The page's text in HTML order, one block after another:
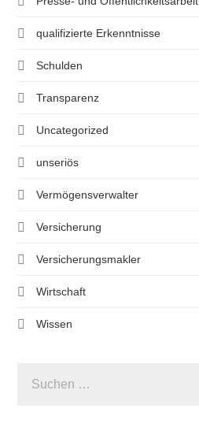
qualifizierte Erkenntnisse
Schulden
Transparenz
Uncategorized
unseriös
Vermögensverwalter
Versicherung
Versicherungsmakler
Wirtschaft
Wissen
NACH: